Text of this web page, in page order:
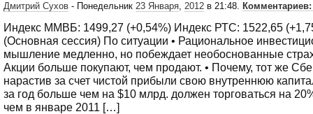
Дмитрий Сухов - Понедельник 23 Января, 2012 в 21:48. Комментариев:
Индекс ММВБ: 1499,27 (+0,54%) Индекс РТС: 1522,65
(Основная сессия) По ситуации • Рациональное
мышление медленно, но побеждает необоснованные
Акции больше покупают, чем продают. • Почему, тот же
нарастив за счет чистой прибыли свою внутреннюю
за год больше чем на $10 млрд. должен торговаться на
чем в январе 2011 […]